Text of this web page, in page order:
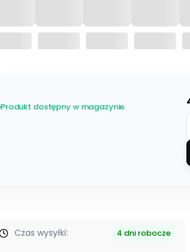
Produkt dostępny w magazynie
Czas wysyłki: 4 dni robocze